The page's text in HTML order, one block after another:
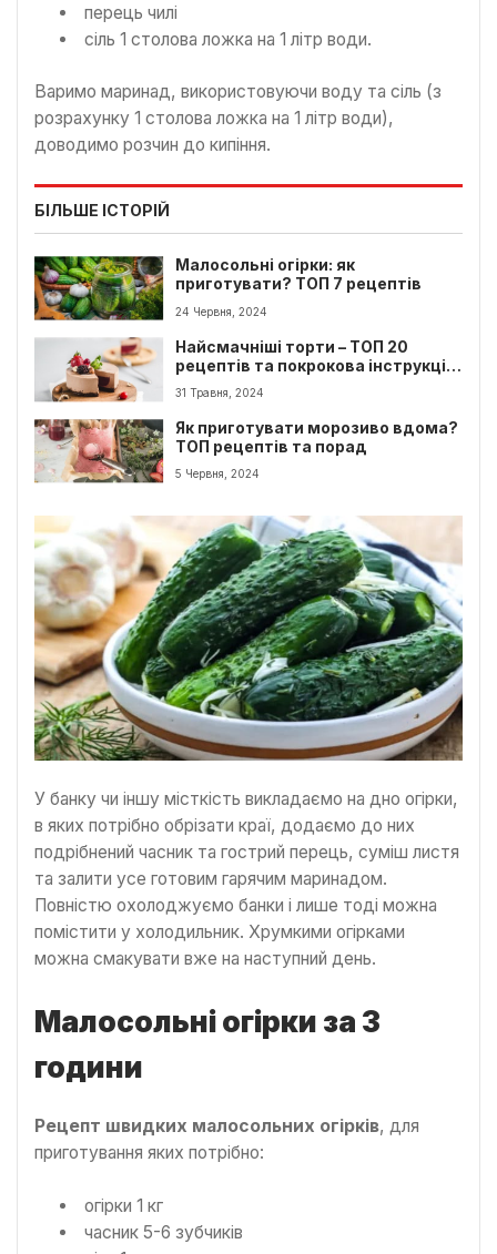
перець чилі
сіль 1 столова ложка на 1 літр води.
Варимо маринад, використовуючи воду та сіль (з
розрахунку 1 столова ложка на 1 літр води),
доводимо розчин до кипіння.
БІЛЬШЕ ІСТОРІЙ
Малосольні огірки: як
приготувати? ТОП 7 рецептів
24 Червня, 2024
Найсмачніші торти – ТОП 20
рецептів та покрокова інструкція
приготування
31 Травня, 2024
Як приготувати морозиво вдома?
ТОП рецептів та порад
5 Червня, 2024
У банку чи іншу місткість викладаємо на дно огірки,
в яких потрібно обрізати краї, додаємо до них
подрібнений часник та гострий перець, суміш листя
та залити усе готовим гарячим маринадом.
Повністю охолоджуємо банки і лише тоді можна
помістити у холодильник. Хрумкими огірками
можна смакувати вже на наступний день.
Малосольні огірки за 3
години
Рецепт швидких малосольних огірків, для
приготування яких потрібно:
огірки 1 кг
часник 5-6 зубчиків